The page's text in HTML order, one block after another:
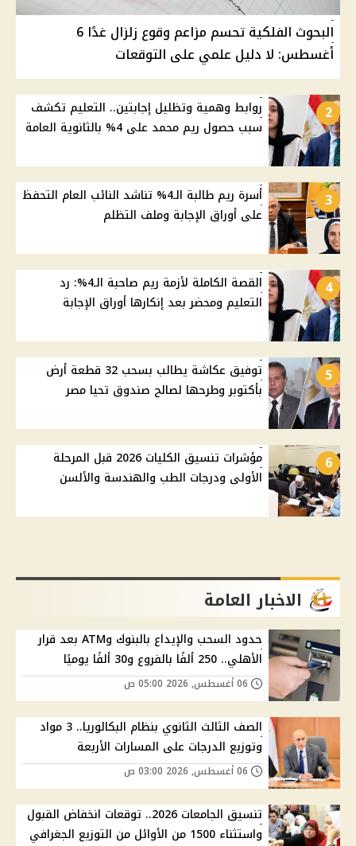
البحوث الفلكية تحسم مزاعم وقوع زلزال غدًا 6
أغسطس: لا دليل علمي على التوقعات
2
روابط وهمية وتظليل إجابتين.. التعليم تكشف
سبب حصول ريم محمد على 4% بالثانوية العامة
3
أسرة ريم طالبة الـ4% تناشد النائب العام التحفظ
على أوراق الإجابة وملف التظلم
4
القصة الكاملة لأزمة ريم صاحبة الـ4%: رد
التعليم ومحضر بعد إنكارها أوراق الإجابة
5
توفيق عكاشة يطالب بسحب 32 قطعة أرض
بأكتوبر وطرحها لصالح صندوق تحيا مصر
6
مؤشرات تنسيق الكليات 2026 قبل المرحلة
الأولى ودرجات الطب والهندسة والألسن
الاخبار العامة
حدود السحب والإيداع بالبنوك وATM بعد قرار
الأهلي.. 250 ألفًا بالفروع و30 ألفًا يوميًا
الصف الثالث الثانوي بنظام البكالوريا.. 3 مواد
وتوزيع الدرجات على المسارات الأربعة
تنسيق الجامعات 2026.. توقعات انخفاض القبول
واستثناء 1500 من الأوائل من التوزيع الجغرافي